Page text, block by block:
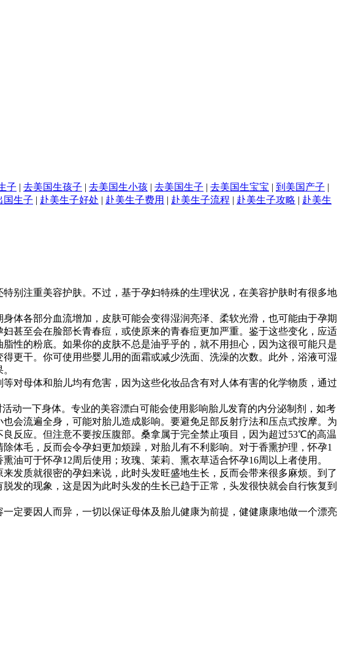
子 | 去美国生孩子 | 去美国生小孩 | 去美国生子 | 去美国生宝宝 | 到美国产子 |
国生子 | 赴美生子好处 | 赴美生子费用 | 赴美生子流程 | 赴美生子攻略 | 赴美生
注重美容护肤。不过，基于孕妇特殊的生理状况，在美容护肤时有很多地
各部分血流增加，皮肤可能会变得湿润亮泽、柔软光滑，也可能由于孕期
甚至会在脸部长青春痘，或使原来的青春痘更加严重。鉴于这些变化，应适
性的粉底。如果你的皮肤不总是油乎乎的，就不用担心，因为这很可能只是
更干。你可使用些婴儿用的面霜或减少洗面、洗澡的次数。此外，浴液可湿
。
母体和胎儿均有危害，因为这些化妆品含有对人体有害的化学物质，通过
一下身体。专业的美容漂白可能会使用影响胎儿发育的内分泌制剂，如考
会流遍全身，可能对胎儿造成影响。要避免足部反射疗法和压点式按摩。为
反应。但注意不要按压腹部。桑拿属于完全禁止项目，因为超过53℃的高温
体毛，反而会令孕妇更加烦躁，对胎儿有不利影响。对于香熏护理，怀孕1
油可于怀孕12周后使用；玫瑰、茉莉、熏衣草适合怀孕16周以上者使用。
质就很密的孕妇来说，此时头发旺盛地生长，反而会带来很多麻烦。到了
发的现象，这是因为此时头发的生长已趋于正常，头发很快就会自行恢复到
要因人而异，一切以保证母体及胎儿健康为前提，健健康康地做一个漂亮